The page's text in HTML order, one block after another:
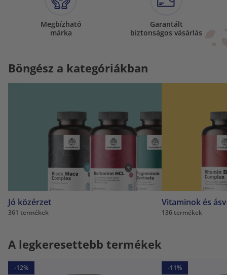
Megbízható
márka
Garantált
biztonságos vásárlás
Böngész a kategóriákban
Jó közérzet
361 termékek
Vitaminok és
136 termékek
A legkeresettebb termékek
-12% -11%